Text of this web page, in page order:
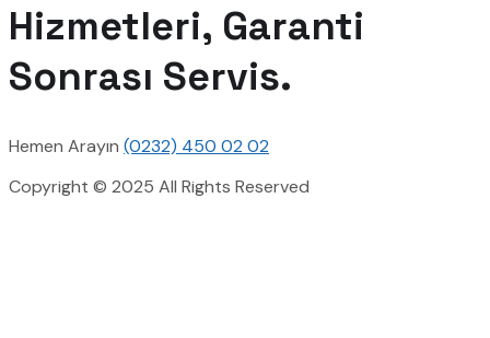
Hizmetleri, Garanti
Sonrası Servis.
Hemen Arayın (0232) 450 02 02
Copyright © 2025 All Rights Reserved